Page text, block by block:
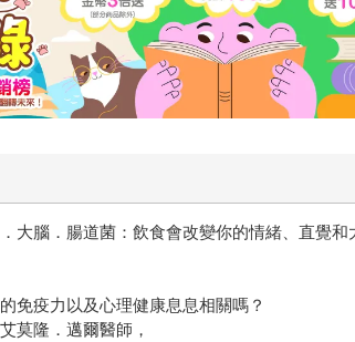
大腦．腸道菌：飲食會改變你的情緒、直覺
免疫力以及心理健康息息相關嗎？
莫隆．邁爾醫師，